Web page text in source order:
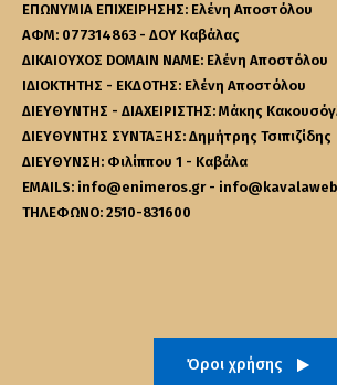
ΕΠΩΝΥΜΙΑ ΕΠΙΧΕΙΡΗΣΗΣ: Ελένη Αποστόλου
ΑΦΜ: 077314863 - ΔΟΥ Καβάλας
ΔΙΚΑΙΟΥΧΟΣ DOMAIN NAME: Ελένη Αποστόλου
ΙΔΙΟΚΤΗΤΗΣ - ΕΚΔΟΤΗΣ: Ελένη Αποστόλου
ΔΙΕΥΘΥΝΤΗΣ - ΔΙΑΧΕΙΡΙΣΤΗΣ: Μάκης
ΔΙΕΥΘΥΝΤΗΣ ΣΥΝΤΑΞΗΣ: Δημήτρης Τσιπιζίδης
ΔΙΕΥΘΥΝΣΗ: Φιλίππου 1 - Καβάλα
EMAILS: info@enimeros.gr -
ΤΗΛΕΦΩΝΟ: 2510-831600
Όροι χρήσης